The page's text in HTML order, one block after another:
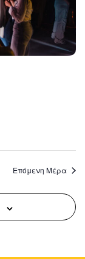
Επόμενη Μέρα